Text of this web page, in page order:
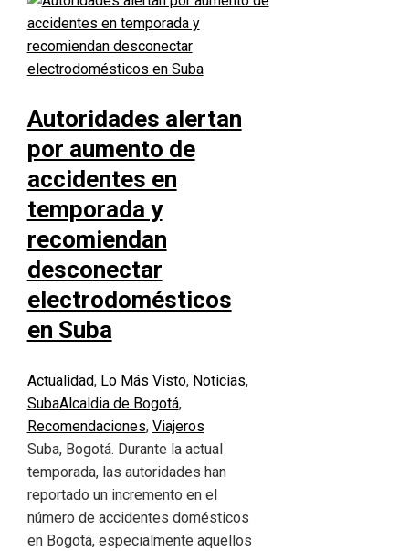
Autoridades alertan
por aumento de
accidentes en
temporada y
recomiendan
desconectar
electrodomésticos
en Suba
Actualidad, Lo Más Visto, Noticias,
SubaAlcaldia de Bogotá,
Recomendaciones, Viajeros
Suba, Bogotá. Durante la actual
temporada, las autoridades han
reportado un incremento en el
número de accidentes domésticos
en Bogotá, especialmente aquellos